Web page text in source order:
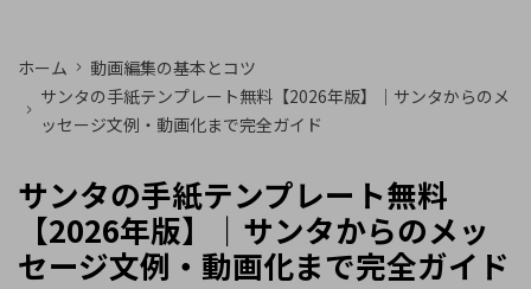
ソリューション
企業情報
プラン＆価格
サポート
プラットフォーム
製品機能
AI機能
AI機能
活用法
Filmoraのユーザー層
ビデオソリューション
動画編集関連知識
動画編集のコツ
サポート
ホーム
動画編集の基本とコツ
サンタの手紙テンプレート無料【2026年版】｜サンタからのメ
ッセージ文例・動画化まで完全ガイド
サンタの手紙テンプレート無料
【2026年版】｜サンタからのメッ
セージ文例・動画化まで完全ガイド